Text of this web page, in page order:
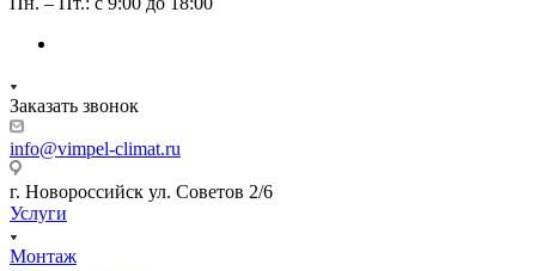
Заказать звонок
info@vimpel-climat.ru
г. Новороссийск ул. Советов 2/6
Услуги
Монтаж